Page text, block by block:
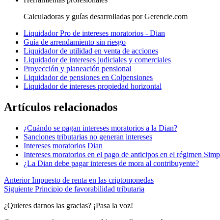
Calculadoras y guías desarrolladas por Gerencie.com
Liquidador Pro de intereses moratorios - Dian
Guía de arrendamiento sin riesgo
Liquidador de utilidad en venta de acciones
Liquidador de intereses judiciales y comerciales
Proyección y planeación pensional
Liquidador de pensiones en Colpensiones
Liquidador de intereses propiedad horizontal
Artículos relacionados
¿Cuándo se pagan intereses moratorios a la Dian?
Sanciones tributarias no generan intereses
Intereses moratorios Dian
Intereses moratorios en el pago de anticipos en el régimen
¿La Dian debe pagar intereses de mora al contribuyente?
Anterior Impuesto de renta en las criptomonedas
Siguiente Principio de favorabilidad tributaria
¿Quieres darnos las gracias? ¡Pasa la voz!